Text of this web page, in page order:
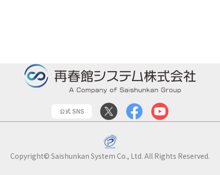
Copyright© Saishunkan System Co., Ltd. All Rights Reserved.